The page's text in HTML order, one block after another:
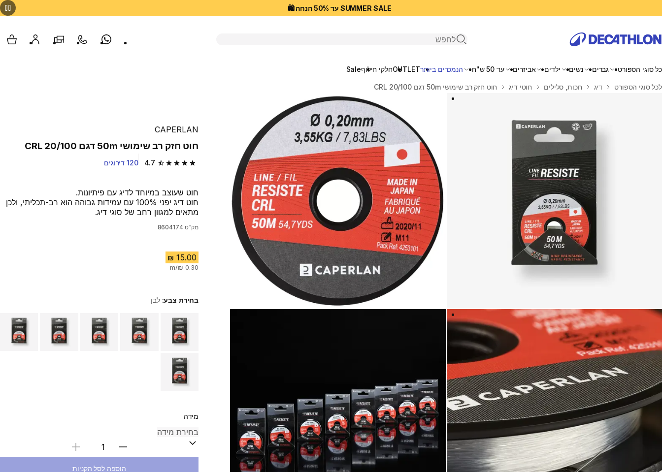
SUMMER SALE עד 50% הנחה 🛍️
פתיחת חיפוש
Whatsappצור קשרהסניפים שלנוהחשבון שלי
כל סוגי הספורט גברים נשים ילדים אביזרים עד 50 ש"ח הנמכרים ביותרOUTLETחלקי חילוףSale
בית
לכל סוגי הספורט דיג חכות, סלילים חוטי דיג חוט חזק רב שימושי 50m דגם CRL 20/100
CAPERLAN
חוט חזק רב שימושי 50m דגם CRL 20/100
4.7 4.7 out of 5 stars from 120 reviews 120 דירוגים
חוט שעוצב במיוחד לדיג עם פיתיונות.
חוט דיג יפני 100% עם עמידות גבוהה הוא רב-תכליתי, ולכן
מתאים למגוון רחב של סוגי דיג.
מק"ט 8604174
בחירת צבע:לבן
Choose a variant
מידה
בחירת כמות
הוספה לסל הקניות